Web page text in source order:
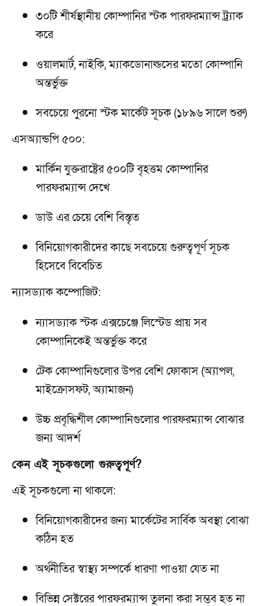
৩০টি শীর্ষস্থানীয় কোম্পানির স্টক পারফরম্যান্স ট্র্যাক
করে
ওয়ালমার্ট, নাইকি, ম্যাকডোনাল্ডসের মতো কোম্পানি
অন্তর্ভুক্ত
সবচেয়ে পুরনো স্টক মার্কেট সূচক (১৮৯৬ সালে শুরু)
এসঅ্যান্ডপি ৫০০:
মার্কিন যুক্তরাষ্ট্রের ৫০০টি বৃহত্তম কোম্পানির
পারফরম্যান্স দেখে
ডাউ এর চেয়ে বেশি বিস্তৃত
বিনিয়োগকারীদের কাছে সবচেয়ে গুরুত্বপূর্ণ সূচক
হিসেবে বিবেচিত
ন্যাসড্যাক কম্পোজিট:
ন্যাসড্যাক স্টক এক্সচেঞ্জে লিস্টেড প্রায় সব
কোম্পানিকেই অন্তর্ভুক্ত করে
টেক কোম্পানিগুলোর উপর বেশি ফোকাস (অ্যাপল,
মাইক্রোসফট, অ্যামাজন)
উচ্চ প্রবৃদ্ধিশীল কোম্পানিগুলোর পারফরম্যান্স বোঝার
জন্য আদর্শ
কেন এই সূচকগুলো গুরুত্বপূর্ণ?
এই সূচকগুলো না থাকলে:
বিনিয়োগকারীদের জন্য মার্কেটের সার্বিক অবস্থা বোঝা
কঠিন হত
অর্থনীতির স্বাস্থ্য সম্পর্কে ধারণা পাওয়া যেত না
বিভিন্ন সেক্টরের পারফরম্যান্স তুলনা করা সম্ভব হত না